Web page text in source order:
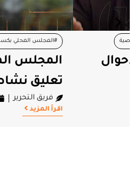
#المجلس المحلي بكسرى #تعليق نشاط
المجلس المحلي
تعليق نشاطه
2026.08.08